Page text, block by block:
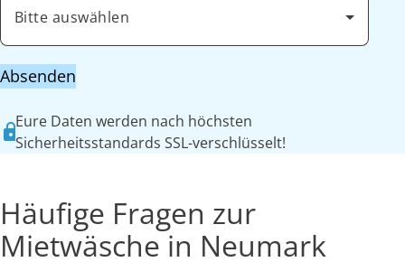
Bitte auswählen
Absenden
Eure Daten werden nach höchsten
Sicherheitsstandards SSL-verschlüsselt!
Häufige Fragen zur
Mietwäsche in Neumark